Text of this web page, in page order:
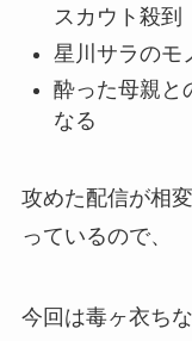
スカウト殺到
星川サラのモ
酔った母親と
なる
攻めた配信が相
っているので、
今回は毒ヶ衣ち